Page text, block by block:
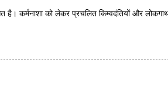
कर्मनाशा को लेकर प्रचलित किम्वदंतियों और